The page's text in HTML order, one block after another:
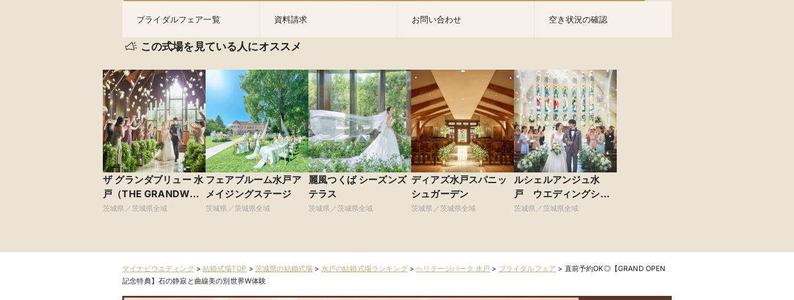
ブライダルフェア一覧 資料請求 お問い合わせ 空き状況の確認
この式場を見ている人にオススメ
ザ グランダブリュー 水
戸（THE GRANDW
MITO）
茨城県／茨城県全域
フェアブルーム水戸ア
メイジングステージ
茨城県／茨城県全域
麗風つくば シーズンズ
テラス
茨城県／茨城県全域
ディアズ水戸スパニッ
シュガーデン
茨城県／茨城県全域
ルシェルアンジュ水
戸 ウエディングシャ
トー
茨城県／茨城県全域
マイナビウエディング>結婚式場TOP > 茨城県の結婚式場 > 水戸の結婚式場ランキング>ヘリテージパーク 水戸 > ブライダルフェア > 直前予約OK◎【GRAND OPEN
記念特典】石の静寂と曲線美の別世界W体験